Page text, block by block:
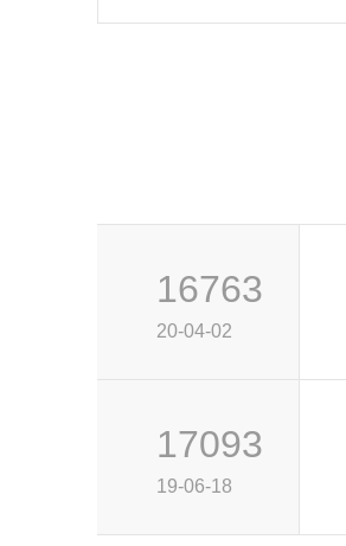
16763
20-04-02
17093
19-06-18